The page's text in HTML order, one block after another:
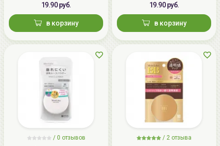
19.90 руб.
в корзину
19.90 руб.
в корзину
/ 0 отзывов
/ 2 отзыва